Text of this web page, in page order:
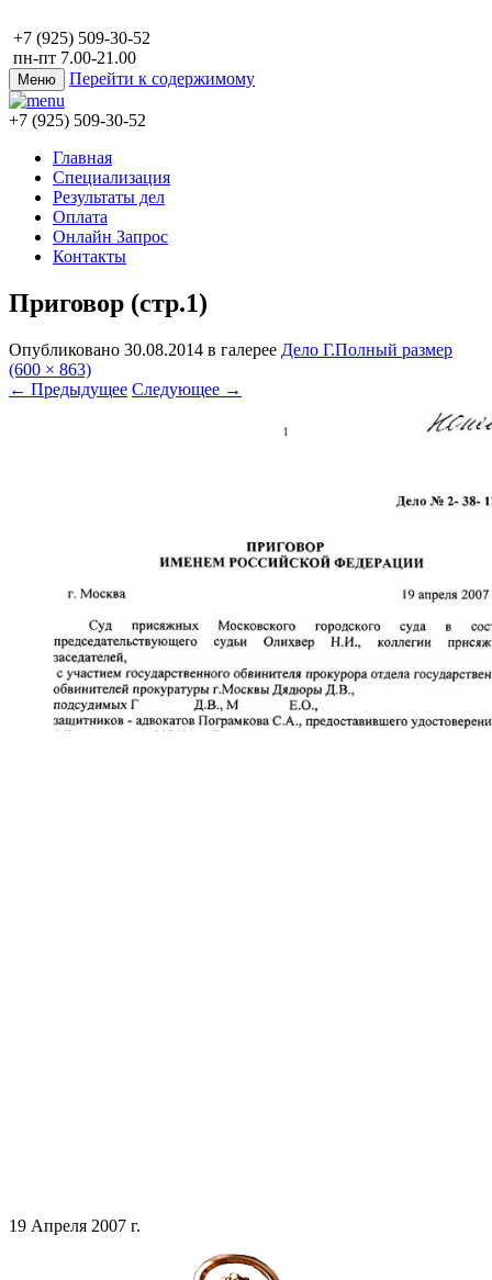
+7 (925) 509-30-52
пн-пт 7.00-21.00
Меню Перейти к содержимому
+7 (925) 509-30-52
Главная
Специализация
Результаты дел
Оплата
Онлайн Запрос
Контакты
Приговор (стр.1)
Опубликовано 30.08.2014 в галерее Дело Г.Полный размер
(600 × 863)
← Предыдущее Следующее →
19 Апреля 2007 г.